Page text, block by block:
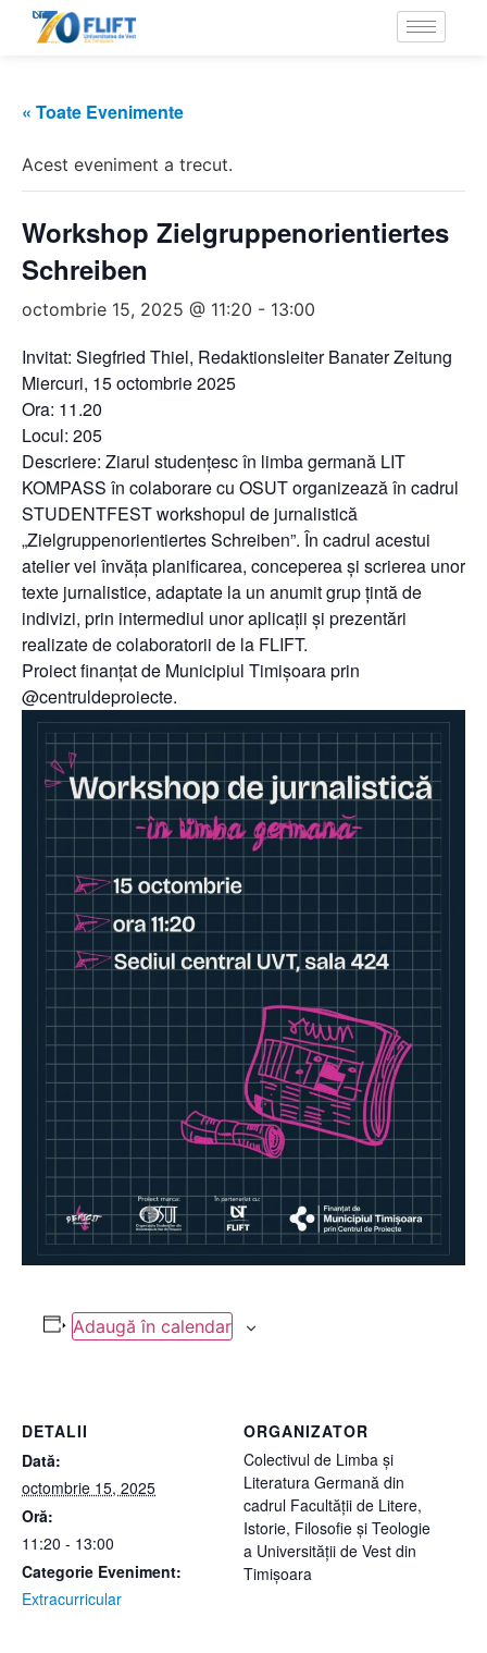
« Toate Evenimente
Acest eveniment a trecut.
Workshop Zielgruppenorientiertes
Schreiben
octombrie 15, 2025 @ 11:20 - 13:00
Invitat: Siegfried Thiel, Redaktionsleiter Banater Zeitung
Miercuri, 15 octombrie 2025
Ora: 11.20
Locul: 205
Descriere: Ziarul studențesc în limba germană LIT
KOMPASS în colaborare cu OSUT organizează în cadrul
STUDENTFEST workshopul de jurnalistică
„Zielgruppenorientiertes Schreiben”. În cadrul acestui
atelier vei învăța planificarea, conceperea și scrierea unor
texte jurnalistice, adaptate la un anumit grup țintă de
indivizi, prin intermediul unor aplicații și prezentări
realizate de colaboratorii de la FLIFT.
Proiect finanțat de Municipiul Timișoara prin
@centruldeproiecte.
Adaugă în calendar
DETALII
Dată:
octombrie 15, 2025
Oră:
11:20 - 13:00
Categorie Eveniment:
Extracurricular
ORGANIZATOR
Colectivul de Limba și
Literatura Germană din
cadrul Facultății de Litere,
Istorie, Filosofie și Teologie
a Universității de Vest din
Timișoara